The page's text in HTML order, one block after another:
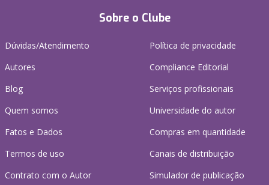
Sobre o Clube
Dúvidas/Atendimento
Autores
Blog
Quem somos
Fatos e Dados
Termos de uso
Contrato com o Autor
Política de privacidade
Compliance Editorial
Serviços profissionais
Universidade do autor
Compras em quantidade
Canais de distribuição
Simulador de publicação